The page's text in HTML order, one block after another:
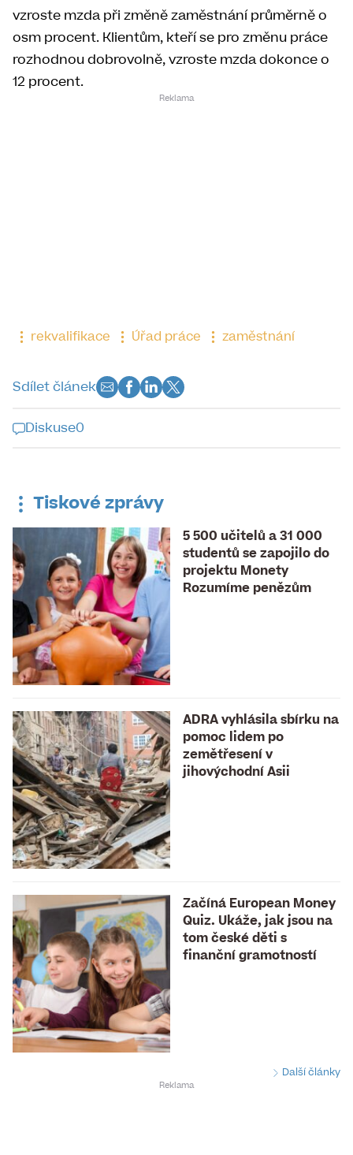
vzroste mzda při změně zaměstnání průměrně o
osm procent. Klientům, kteří se pro změnu práce
rozhodnou dobrovolně, vzroste mzda dokonce o
12 procent.
rekvalifikace Úřad práce zaměstnání
Sdílet článek
Diskuse0
uzavřena
Tiskové zprávy
5 500 učitelů a 31 000
studentů se zapojilo do
projektu Monety
Rozumíme penězům
ADRA vyhlásila sbírku na
pomoc lidem po
zemětřesení v
jihovýchodní Asii
Začíná European Money
Quiz. Ukáže, jak jsou na
tom české děti s
finanční gramotností
Další články